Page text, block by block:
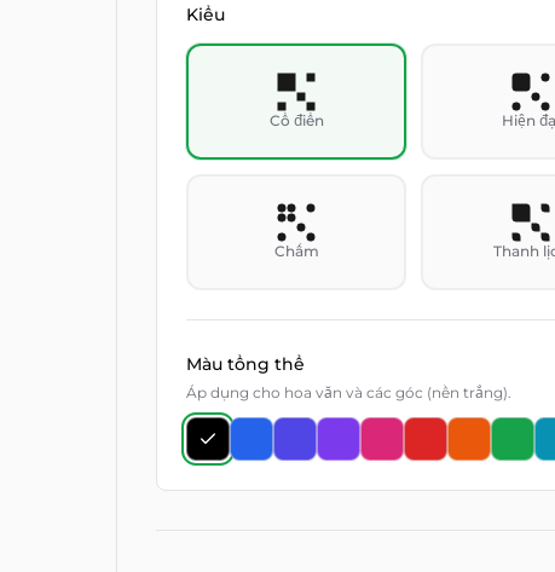
Kiểu
Cổ điển Hiện
Chấm Thanh
Màu tổng thể
Áp dụng cho hoa văn và các góc (nền trắng).